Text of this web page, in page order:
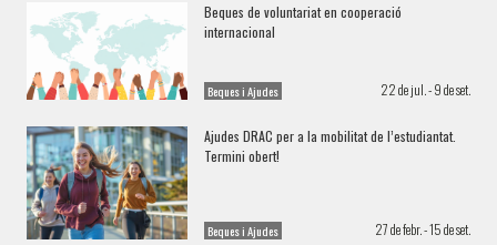
Beques de voluntariat en cooperació
internacional
Beques i Ajudes 22 de jul. - 9 de set.
Ajudes DRAC per a la mobilitat de l’estudiantat.
Termini obert!
Beques i Ajudes 27 de febr. - 15 de set.